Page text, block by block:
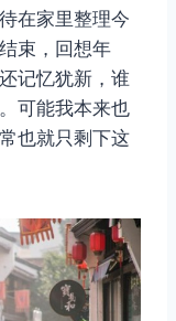
在家里整理今
束，回想年
记忆犹新，谁
可能我本来也
也就只剩下这